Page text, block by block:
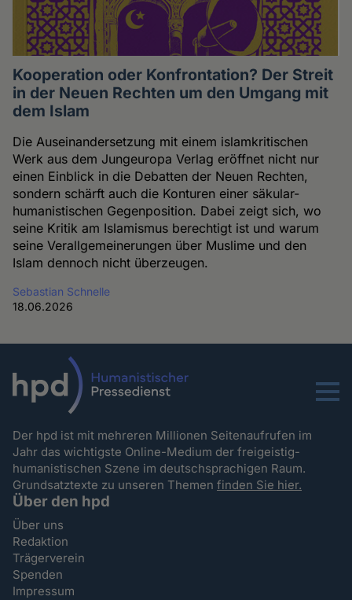
Kooperation oder Konfrontation? Der Streit
in der Neuen Rechten um den Umgang mit
dem Islam
Die Auseinandersetzung mit einem islamkritischen
Werk aus dem Jungeuropa Verlag eröffnet nicht nur
einen Einblick in die Debatten der Neuen Rechten,
sondern schärft auch die Konturen einer säkular-
humanistischen Gegenposition. Dabei zeigt sich, wo
seine Kritik am Islamismus berechtigt ist und warum
seine Verallgemeinerungen über Muslime und den
Islam dennoch nicht überzeugen.
Sebastian Schnelle
18.06.2026
Menu
Der hpd ist mit mehreren Millionen Seitenaufrufen im
Jahr das wichtigste Online-Medium der freigeistig-
humanistischen Szene im deutschsprachigen Raum.
Grundsatztexte zu unseren Themenfinden Sie hier.
Über den hpd
Über uns
Redaktion
Trägerverein
Spenden
Impressum